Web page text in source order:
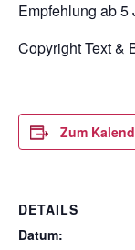
Empfehlung ab 5
Copyright Text &
Zum
DETAILS
Datum: